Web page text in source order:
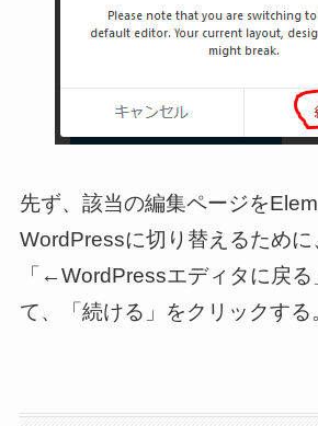
先ず、該当の編集ページを
WordPressに切り替えるために
「←WordPressエディタに戻る
て、「続ける」をクリックする